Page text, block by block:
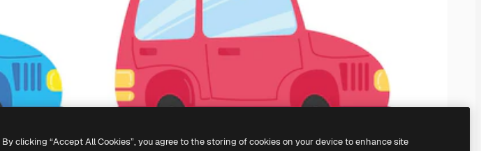
By clicking “Accept All Cookies”, you agree to the storing of cookies on your device to enhance site